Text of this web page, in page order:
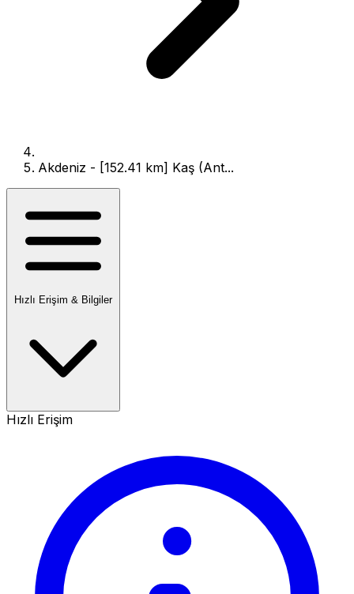
Akdeniz - [152.41 km] Kaş (Ant...
Hızlı Erişim & Bilgiler
Hızlı Erişim